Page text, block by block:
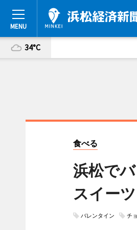
34°C
食べる
浜松で
スイー
バレンタイン チ